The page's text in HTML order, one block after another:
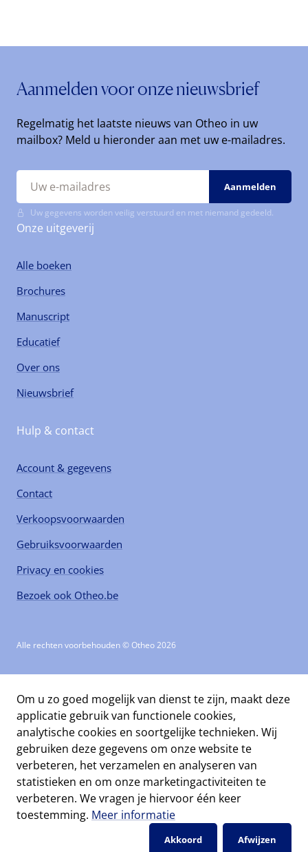
Aanmelden voor onze nieuwsbrief
Regelmatig het laatste nieuws van Otheo in uw
mailbox? Meld u hieronder aan met uw e-mailadres.
Uw gegevens worden veilig verstuurd en met niemand gedeeld.
Onze uitgeverij
Alle boeken
Brochures
Manuscript
Educatief
Over ons
Nieuwsbrief
Hulp & contact
Account & gegevens
Contact
Verkoopsvoorwaarden
Gebruiksvoorwaarden
Privacy en cookies
Bezoek ook Otheo.be
Alle rechten voorbehouden © Otheo 2026
Om u zo goed mogelijk van dienst te zijn, maakt deze
applicatie gebruik van functionele cookies,
analytische cookies en soortgelijke technieken. Wij
gebruiken deze gegevens om onze website te
verbeteren, het verzamelen en analyseren van
statistieken en om onze marketingactiviteiten te
verbeteren. We vragen je hiervoor één keer
toestemming. Meer informatie
Akkoord Afwijzen